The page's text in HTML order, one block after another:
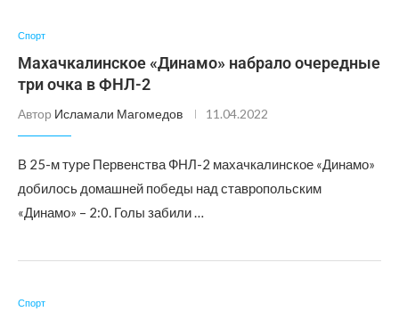
Спорт
Махачкалинское «Динамо» набрало очередные
три очка в ФНЛ-2
Автор Исламали Магомедов 11.04.2022
В 25-м туре Первенства ФНЛ-2 махачкалинское «Динамо»
добилось домашней победы над ставропольским
«Динамо» – 2:0. Голы забили …
Спорт